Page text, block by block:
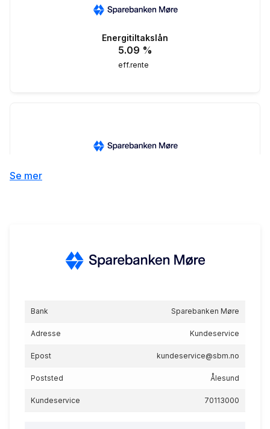
Energitiltakslån
5.09 %
eff.rente
Fastrentelån Møre Ung 85
Se mer
Bank Sparebanken Møre
Adresse Kundeservice
Epost kundeservice@sbm.no
Poststed Ålesund
Kundeservice 70113000